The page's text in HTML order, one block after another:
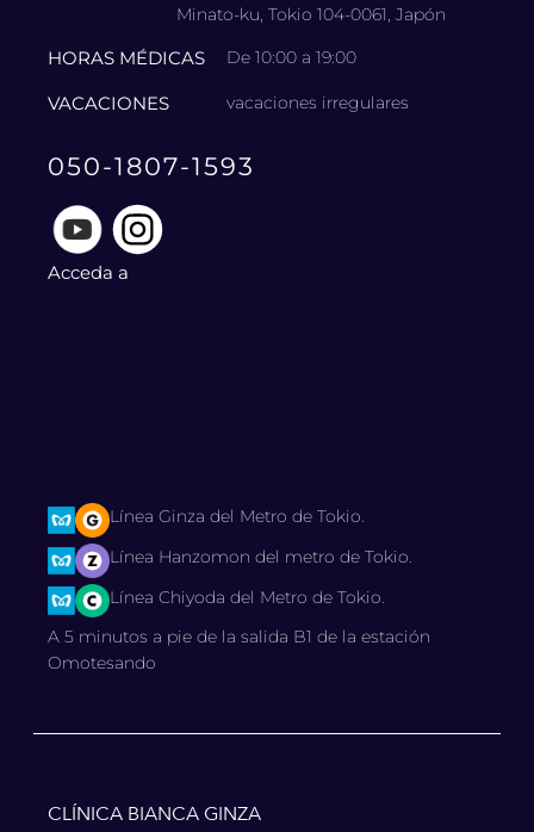
Minato-ku, Tokio 104-0061, Japón
HORAS MÉDICAS De 10:00 a 19:00
VACACIONES vacaciones irregulares
050-1807-1593
Acceda a
Línea Ginza del Metro de Tokio.
Línea Hanzomon del metro de Tokio.
Línea Chiyoda del Metro de Tokio.
A 5 minutos a pie de la salida B1 de la estación
Omotesando
CLÍNICA BIANCA GINZA